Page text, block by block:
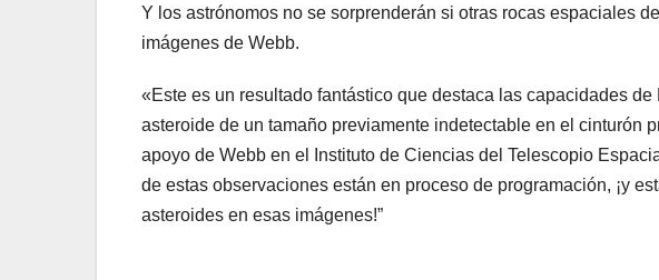
Y los astrónomos no se sorprenderán si otras rocas espaciales
imágenes de Webb.
«Este es un resultado fantástico que destaca las capacidades
asteroide de un tamaño previamente indetectable en el cinturón
apoyo de Webb en el Instituto de Ciencias del Telescopio
de estas observaciones están en proceso de programación, ¡y
asteroides en esas imágenes!”